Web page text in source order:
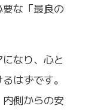
な「最良の
なり、心と
はずです。
側からの安